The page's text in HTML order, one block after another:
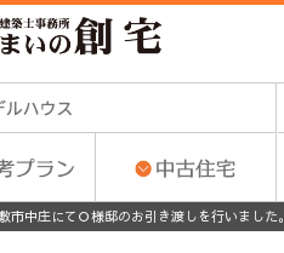
市中庄にてＯ様邸のお引き渡しを行いました。